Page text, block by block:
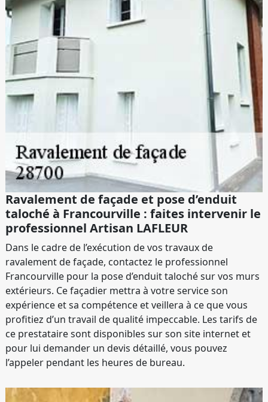
Ravalement de façade et pose d’enduit
taloché à Francourville : faites intervenir le
professionnel Artisan LAFLEUR
Dans le cadre de l’exécution de vos travaux de
ravalement de façade, contactez le professionnel
Francourville pour la pose d’enduit taloché sur vos murs
extérieurs. Ce façadier mettra à votre service son
expérience et sa compétence et veillera à ce que vous
profitiez d’un travail de qualité impeccable. Les tarifs de
ce prestataire sont disponibles sur son site internet et
pour lui demander un devis détaillé, vous pouvez
l’appeler pendant les heures de bureau.